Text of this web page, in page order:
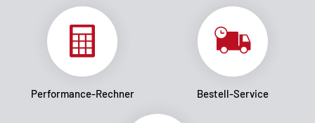
Performance-Rechner Bestell-Service